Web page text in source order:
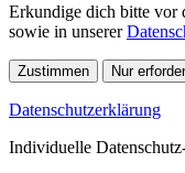
Erkundige dich bitte vor
sowie in unserer
Zustimmen Nur
Datenschutzerklärung
Individuelle